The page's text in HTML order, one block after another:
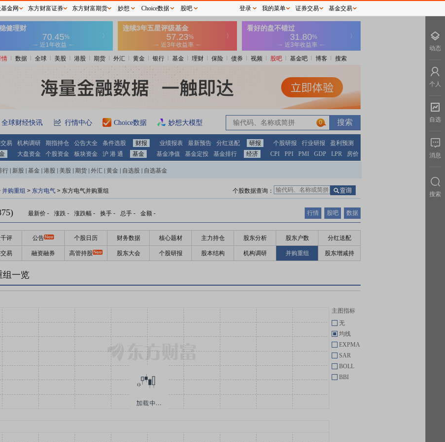
情 数据 全球 美股 港股 期货 外汇 黄金 银行 基金 理财 保险 债券 视频 股吧 基金吧 博客 搜索
全球财经快讯 行情中心 Choice数据 妙想大模型 0
易 机构调研 期指持仓 公告大全 条件选股 财报 业绩报表 最新预告 分红送配 研报 个股研报 行业研报
盈利预测
大盘资金 个股资金 板块资金 沪 港 通 基金 基金净值 基金定投 基金排行 经济 CPI PPI PMI GDP LPR 房价
行 新股 基金 港股 美股 期货 外汇 黄金 自选股 自选基金
并购重组 > 东方电气 > 东方电气并购重组 个股数据查询：
最新价 - 涨跌 - 涨跌幅 - 换手 - 总手 - 金额 - 行情 股吧 数据
评 公告 个股日历 财务数据 核心题材 主力持仓 股东分析 股东户数 分红送配
易 融资融券 高管持股 股东大会 个股研报 股本结构 机构调研 并购重组 股东增减持
组一览
主图指标
无
均线
EXPMA
SAR
BOLL
BBI
金网 东方财富证券 东方财富期货 妙想 Choice数据 股吧 登录 我的菜单 证券交易 基金交易
动态
个人
自选
消息
搜索